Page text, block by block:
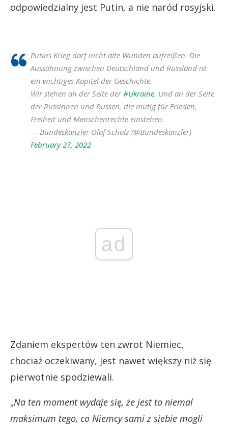
odpowiedzialny jest Putin, a nie naród rosyjski.
Putins Krieg darf nicht alte Wunden aufreißen. Die
Aussöhnung zwischen Deutschland und Russland ist
ein wichtiges Kapitel der Geschichte.
Wir stehen an der Seite der#Ukraine. Und an der Seite
der Russinnen und Russen, die mutig für Frieden,
Freiheit und Menschenrechte einstehen.
— Bundeskanzler Olaf Scholz (@Bundeskanzler)
February 27, 2022
ad
Zdaniem ekspertów ten zwrot Niemiec,
chociaż oczekiwany, jest nawet większy niż się
pierwotnie spodziewali.
„Na ten moment wydaje się, że jest to niemal
maksimum tego, co Niemcy sami z siebie mogli